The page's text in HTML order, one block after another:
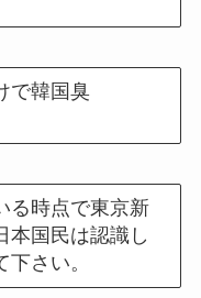
で韓国臭
る時点で東京新
本国民は認識し
さい。